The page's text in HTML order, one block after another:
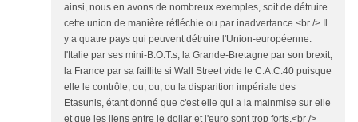
ainsi, nous en avons de nombreux exemples, soit de détruire
cette union de manière réfléchie ou par inadvertance.<br /> Il
y a quatre pays qui peuvent détruire l'Union-européenne:
l'Italie par ses mini-B.O.T.s, la Grande-Bretagne par son brexit,
la France par sa faillite si Wall Street vide le C.A.C.40 puisque
elle le contrôle, ou, ou, ou la disparition impériale des
Etasunis, étant donné que c'est elle qui a la mainmise sur elle
et que les liens entre le dollar et l'euro sont trop forts.<br />